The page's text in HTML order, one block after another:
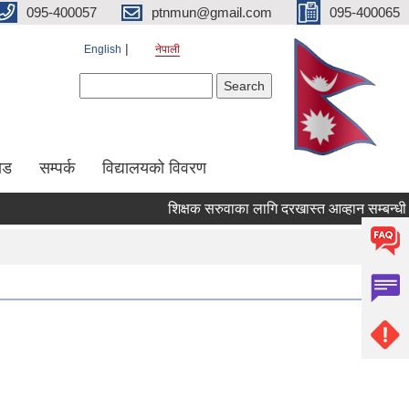
095-400057 ptnmun@gmail.com 095-400065
English नेपाली
सम्पर्क विद्यालयको विवरण
शिक्षक सरुवाका लागि दरखास्त आव्हान सम्बन्धी